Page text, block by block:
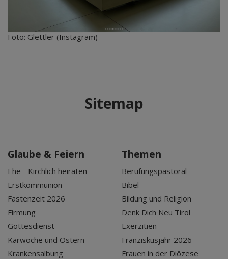
Foto: Glettler (Instagram)
Sitemap
Glaube & Feiern
Ehe - Kirchlich heiraten
Erstkommunion
Fastenzeit 2026
Firmung
Gottesdienst
Karwoche und Ostern
Krankensalbung
Themen
Berufungspastoral
Bibel
Bildung und Religion
Denk Dich Neu Tirol
Exerzitien
Franziskusjahr 2026
Frauen in der Diözese